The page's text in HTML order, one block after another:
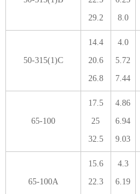
29.2
8.0
50-315(1)C
14.4
20.6
26.8
4.0
5.72
7.44
65-100
17.5
25
32.5
4.86
6.94
9.03
65-100A
15.6
22.3
4.3
6.19